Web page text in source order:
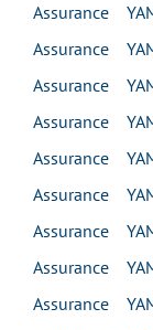
Assurance
Assurance
Assurance
Assurance
Assurance
Assurance
Assurance
Assurance
Assurance